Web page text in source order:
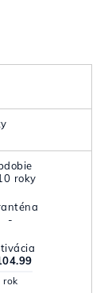
roky
-
rok